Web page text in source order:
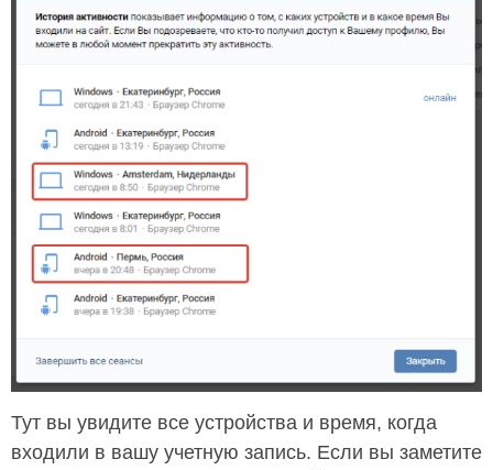
Тут вы увидите все устройства и время, когда
входили в вашу учетную запись. Если вы заметите